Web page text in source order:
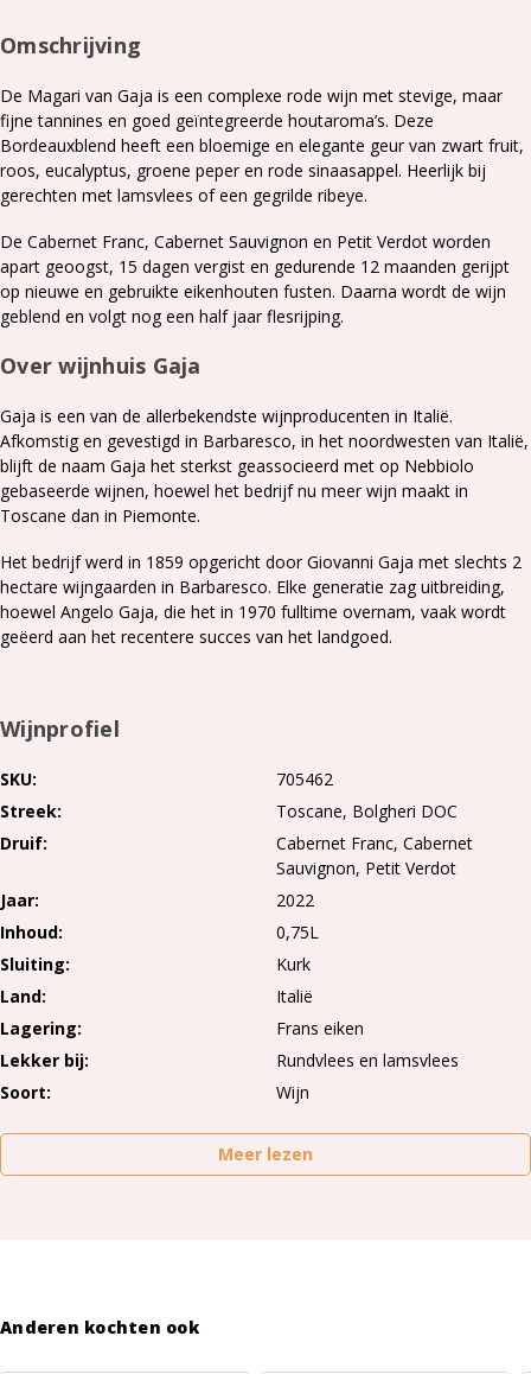
Omschrijving
De Magari van Gaja is een complexe rode wijn met stevige, maar
fijne tannines en goed geïntegreerde houtaroma’s. Deze
Bordeauxblend heeft een bloemige en elegante geur van zwart fruit,
roos, eucalyptus, groene peper en rode sinaasappel. Heerlijk bij
gerechten met lamsvlees of een gegrilde ribeye.
De Cabernet Franc, Cabernet Sauvignon en Petit Verdot worden
apart geoogst, 15 dagen vergist en gedurende 12 maanden gerijpt
op nieuwe en gebruikte eikenhouten fusten. Daarna wordt de wijn
geblend en volgt nog een half jaar flesrijping.
Over wijnhuis Gaja
Gaja is een van de allerbekendste wijnproducenten in Italië.
Afkomstig en gevestigd in Barbaresco, in het noordwesten van Italië,
blijft de naam Gaja het sterkst geassocieerd met op Nebbiolo
gebaseerde wijnen, hoewel het bedrijf nu meer wijn maakt in
Toscane dan in Piemonte.
Het bedrijf werd in 1859 opgericht door Giovanni Gaja met slechts 2
hectare wijngaarden in Barbaresco. Elke generatie zag uitbreiding,
hoewel Angelo Gaja, die het in 1970 fulltime overnam, vaak wordt
geëerd aan het recentere succes van het landgoed.
Wijnprofiel
SKU
705462
Streek
Toscane Bolgheri DOC
Druif
Cabernet Franc Cabernet
Sauvignon Petit Verdot
Jaar
2022
Inhoud
0,75L
Sluiting
Kurk
Land
Italië
Lagering
Frans eiken
Lekker bij
Rundvlees en lamsvlees
Soort
Wijn
Meer lezen
Anderen kochten ook